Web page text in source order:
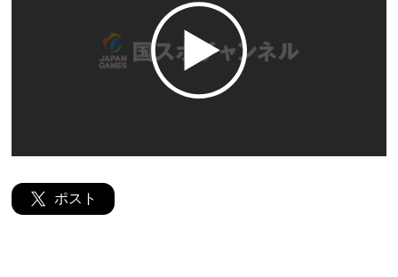
公式SNS
よくあるご質問
ポスト